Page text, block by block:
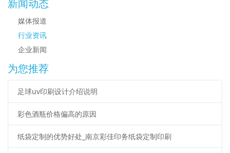
新闻动态
媒体报道
行业资讯
企业新闻
为您推荐
足球uv印刷设计介绍说明
彩色酒瓶价格偏高的原因
纸袋定制的优势好处_南京彩佳印务纸袋定制印刷